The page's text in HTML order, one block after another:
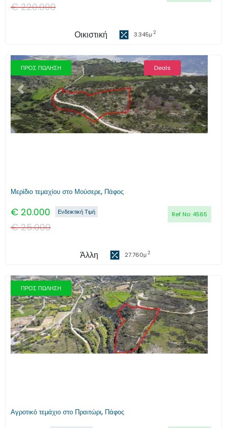
€220.000
Οικιστική 3.345μ 2
ΠΡΟΣ ΠΩΛΗΣΗ Deals
Προηγούμενο Επόμενο
Μερίδιο τεμαχίου στο Μούσερε, Πάφος
€ 20.000 Ref No: 4565
Ενδεικτική Τιμή
€25.000
Άλλη 27.760μ 2
ΠΡΟΣ ΠΩΛΗΣΗ
Προηγούμενο Επόμενο
Αγροτικό τεμάχιο στο Πραιτώρι, Πάφος